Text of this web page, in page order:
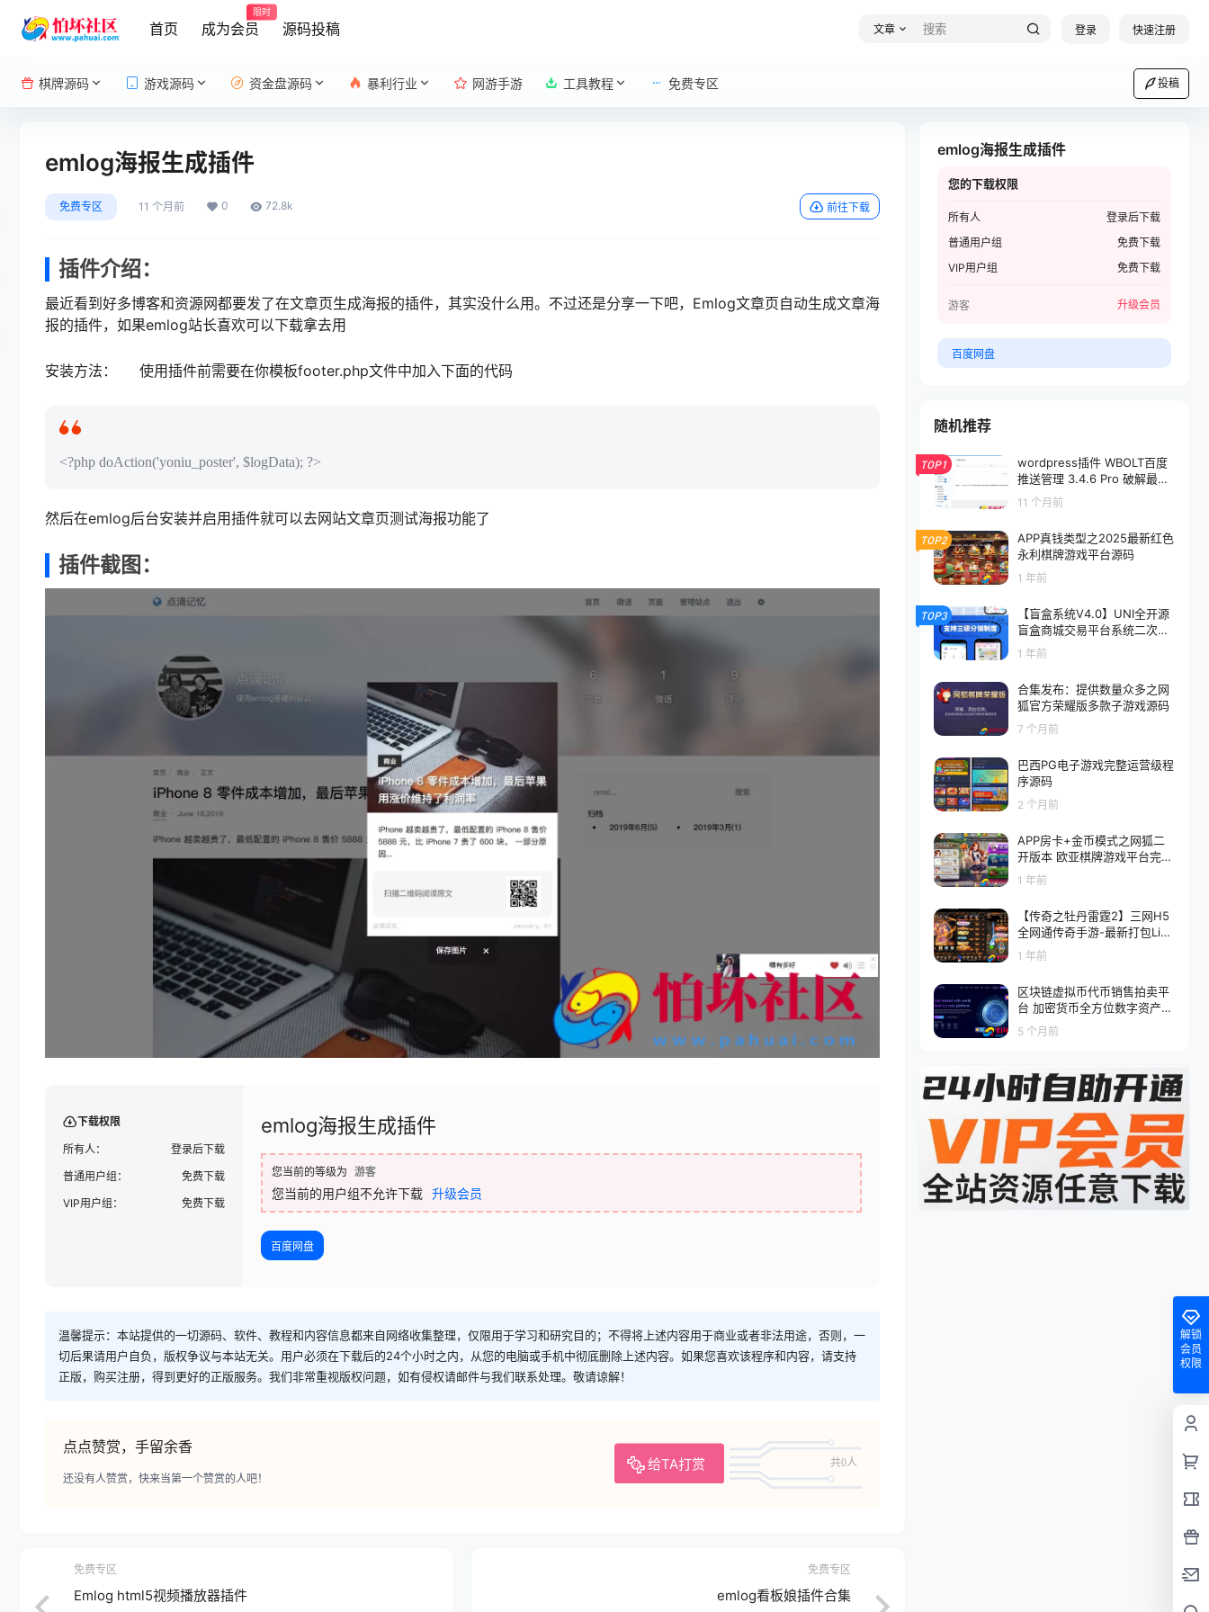
首页 成为会员
限时
源码投稿 文章 登录 快速注册
棋牌源码 游戏源码 资金盘源码 暴利行业 网游手游 工具教程 免费专区 投稿
emlog海报生成插件
免费专区 11 个月前 0 72.8k 前往下载
插件介绍：
最近看到好多博客和资源网都要发了在文章页生成海报的插件，其实没什么用。不过还是分享一下吧，Emlog文章页自动生成文章海
报的插件，如果emlog站长喜欢可以下载拿去用
安装方法： 使用插件前需要在你模板footer.php文件中加入下面的代码
<?php doAction('yoniu_poster', $logData); ?>
然后在emlog后台安装并启用插件就可以去网站文章页测试海报功能了
插件截图：
下载权限
所有人：
登录后下载
普通用户组：
免费下载
VIP用户组：
免费下载
emlog海报生成插件
您当前的等级为 游客
您当前的用户组不允许下载 升级会员
百度网盘
温馨提示：本站提供的一切源码、软件、教程和内容信息都来自网络收集整理，仅限用于学习和研究目的；不得将上述内容用于商业或者非法用途，否则，一
切后果请用户自负，版权争议与本站无关。用户必须在下载后的24个小时之内，从您的电脑或手机中彻底删除上述内容。如果您喜欢该程序和内容，请支持
正版，购买注册，得到更好的正版服务。我们非常重视版权问题，如有侵权请邮件与我们联系处理。敬请谅解！
点点赞赏，手留余香
给TA打赏 共0人
还没有人赞赏，快来当第一个赞赏的人吧！
免费专区
Emlog html5视频播放器插件
免费专区
emlog看板娘插件合集
emlog海报生成插件
您的下载权限
所有人
登录后下载
普通用户组
免费下载
VIP用户组
免费下载
游客 升级会员
百度网盘
随机推荐
TOP1
wordpress插件 WBOLT百度
推送管理 3.4.6 Pro 破解最新
11 个月前
TOP2
APP真钱类型之2025最新红色
永利棋牌游戏平台源码
1 年前
TOP3
【盲盒系统V4.0】UNI全开源
盲盒商城交易平台系统二次开
发带易支付码支付通霸云H5盲
盒商城源码
1 年前
合集发布：提供数量众多之网
狐官方荣耀版多款子游戏源码
7 个月前
巴西PG电子游戏完整运营级程
序源码
2 个月前
APP房卡+金币模式之网狐二
开版本 欧亚棋牌游戏平台完整
程序组件
1 年前
【传奇之牡丹雷霆2】三网H5
全网通传奇手游-最新打包Linu
x服务端源码视频架设教程-多
功能GM网页授权后台-GM管
1 年前
区块链虚拟币代币销售拍卖平
台 加密货币全方位数字资产交
易平台
5 个月前
解锁
会员
权限